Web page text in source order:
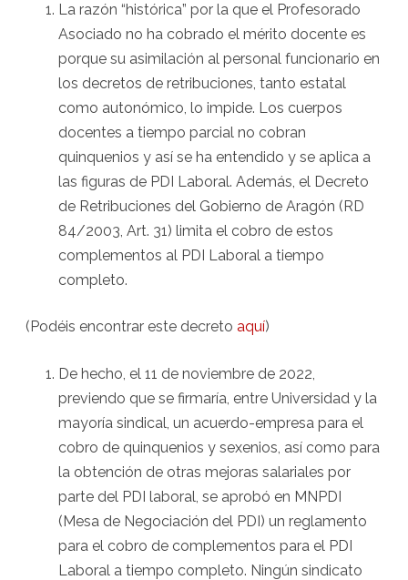
La razón “histórica” por la que el Profesorado
Asociado no ha cobrado el mérito docente es
porque su asimilación al personal funcionario en
los decretos de retribuciones, tanto estatal
como autonómico, lo impide. Los cuerpos
docentes a tiempo parcial no cobran
quinquenios y así se ha entendido y se aplica a
las figuras de PDI Laboral. Además, el Decreto
de Retribuciones del Gobierno de Aragón (RD
84/2003, Art. 31) limita el cobro de estos
complementos al PDI Laboral a tiempo
completo.
(Podéis encontrar este decreto aquí)
De hecho, el 11 de noviembre de 2022,
previendo que se firmaría, entre Universidad y la
mayoría sindical, un acuerdo-empresa para el
cobro de quinquenios y sexenios, así como para
la obtención de otras mejoras salariales por
parte del PDI laboral, se aprobó en MNPDI
(Mesa de Negociación del PDI) un reglamento
para el cobro de complementos para el PDI
Laboral a tiempo completo. Ningún sindicato